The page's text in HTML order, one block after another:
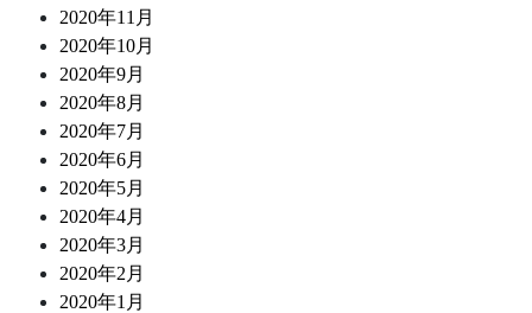
2020年11月
2020年10月
2020年9月
2020年8月
2020年7月
2020年6月
2020年5月
2020年4月
2020年3月
2020年2月
2020年1月